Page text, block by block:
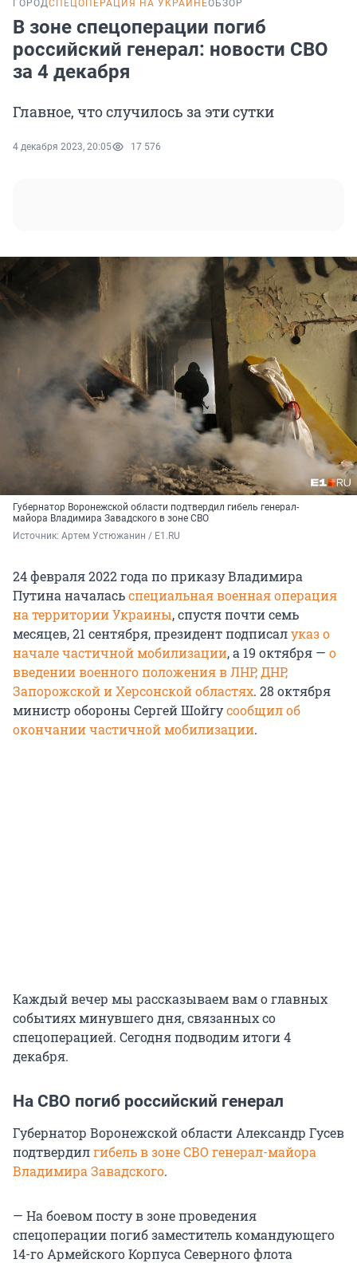
ГОРОДСПЕЦОПЕРАЦИЯ НА УКРАИНЕОБЗОР
В зоне спецоперации погиб
российский генерал: новости СВО
за 4 декабря
Главное, что случилось за эти сутки
4 декабря 2023, 20:05 17 576
Губернатор Воронежской области подтвердил гибель генерал-
майора Владимира Завадского в зоне СВО
Источник: Артем Устюжанин / E1.RU
24 февраля 2022 года по приказу Владимира
Путина началасьспециальная военная операция
на территории Украины, спустя почти семь
месяцев, 21 сентября, президент подписалуказ о
начале частичной мобилизации, а 19 октября — о
введении военного положения в ЛНР, ДНР,
Запорожской и Херсонской областях. 28 октября
министр обороны Сергей Шойгусообщил об
окончании частичной мобилизации.
Каждый вечер мы рассказываем вам о главных
событиях минувшего дня, связанных со
спецоперацией. Сегодня подводим итоги 4
декабря.
На СВО погиб российский генерал
Губернатор Воронежской области Александр Гусев
подтвердилгибель в зоне СВО генерал-майора
Владимира Завадского.
— На боевом посту в зоне проведения
спецоперации погиб заместитель командующего
14-го Армейского Корпуса Северного флота